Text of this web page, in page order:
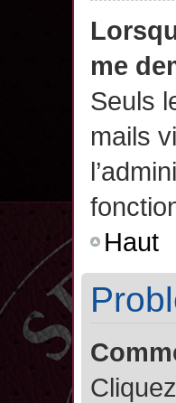
me
Seuls
mails
Haut